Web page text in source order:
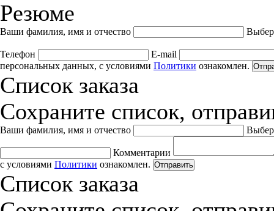
Резюме
Ваши фамилия, имя и отчество
Телефон
E-mail
персональных данных, с условиями Политики ознакомлен.
Список заказа
Сохраните список,
Ваши фамилия, имя и отчество
Комментарии
с условиями Политики ознакомлен. Отправить
Список заказа